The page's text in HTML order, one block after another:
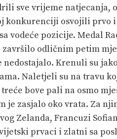
sve vrijeme natjecanja,
konkurenciji osvojili prvo
vodeće pozicije. Medal
završilo odličnim petim
nedostajalo. Krenuli su
Naletjeli su na travu
bove pali na osmo
je zasjalo oko vrata. Za
Zelanda, Francuzi
prvaci i zlatni sa